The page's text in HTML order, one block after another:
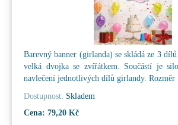
Barevný banner (girlanda) se skládá ze 3
velká dvojka se zvířátkem. Součástí je
navlečení jednotlivých dílů girlandy. Rozměr
Dostupnost: Skladem
Cena: 79,20 Kč